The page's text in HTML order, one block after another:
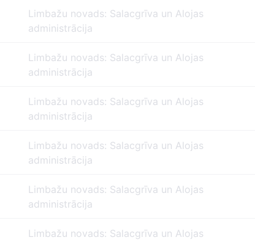
Limbažu novads: Salacgrīva un Alojas
administrācija
Limbažu novads: Salacgrīva un Alojas
administrācija
Limbažu novads: Salacgrīva un Alojas
administrācija
Limbažu novads: Salacgrīva un Alojas
administrācija
Limbažu novads: Salacgrīva un Alojas
administrācija
Limbažu novads: Salacgrīva un Alojas